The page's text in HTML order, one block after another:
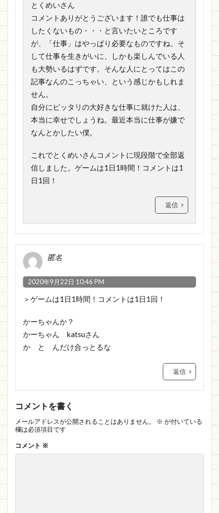
とくめいさん
コメントありがとうございます！誰でも仕事は
したくないもの・・・と言いたいところです
が、「仕事」はやっぱり必要なものですね。そ
して仕事を生きがいに、しかも楽しんでいる人
も大勢いるはずです。そんな人にとってはこの
記事なんのこっちゃい、という感じかもしれま
せん。
自分にピッタリの大好きな仕事に就けた人は、
本当に幸せでしょうね。最近本当に仕事が嫌で
なんとかしたい僕。
これでとくめいさんコメントに現段階で全部返
信しました。ゲームは1日1時間！コメントは1
日1回！
返信
匿名
2020年9月22日 10:46 PM
＞ゲームは1日1時間！コメントは1日1回！
かーちゃんか？
かーちゃん katsuさん
か と んだけ合っとるな
返信
コメントを書く
メールアドレスが公開されることはありません。 ※ が付いている
欄は必須項目です
コメント ※